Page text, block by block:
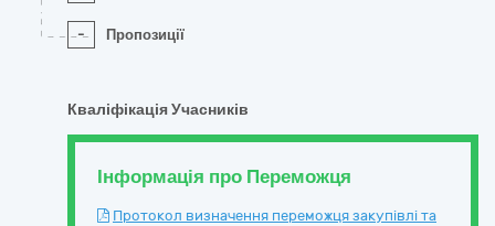
- Пропозиції
Кваліфікація Учасників
Інформація про Переможця
Протокол визначення переможця закупівлі та